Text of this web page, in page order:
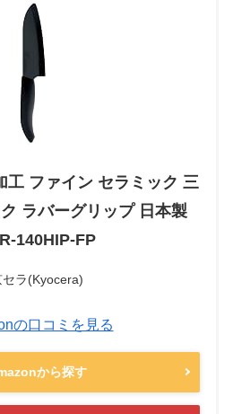
工 ファイン セラミック 三
ラバーグリップ 日本製
140HIP-FP
セラ(Kyocera)
の口コミを見る
から探す